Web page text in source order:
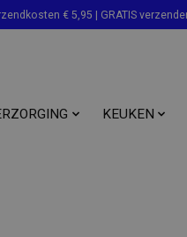
€ 5,95 | GRATIS
KEUKEN